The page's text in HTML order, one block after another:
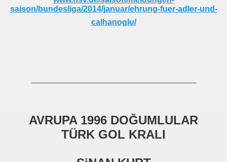
saison/bundesliga/2014/januar/ehrung-fuer-adler-und-
calhanoglu/
AVRUPA 1996 DOĞUMLULAR
TÜRK GOL KRALI